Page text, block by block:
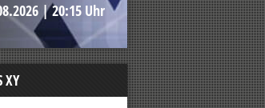
|20:15 Uhr
XY